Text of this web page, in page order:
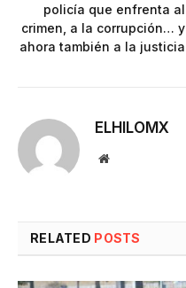
policía que enfrenta al
crimen, a la corrupción… y
ahora también a la justicia
ELHILOMX
Website
RELATED POSTS